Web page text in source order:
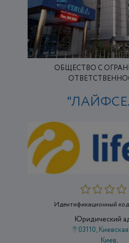
ОБЩЕСТВО С
Идентификационный
Юридический
03110,
Киев,